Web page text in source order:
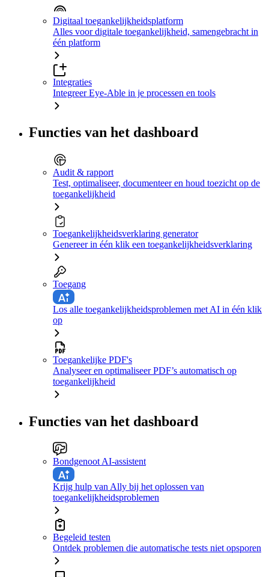
Digitaal toegankelijkheidsplatform
Alles voor digitale toegankelijkheid, samengebracht in
één platform
Integraties
Integreer Eye-Able in je processen en tools
Functies van het dashboard
Audit & rapport
Test, optimaliseer, documenteer en houd toezicht op de
toegankelijkheid
Toegankelijkheidsverklaring generator
Genereer in één klik een toegankelijkheidsverklaring
Toegang
Los alle toegankelijkheidsproblemen met AI in één klik
op
Toegankelijke PDF's
Analyseer en optimaliseer PDF’s automatisch op
toegankelijkheid
Functies van het dashboard
Bondgenoot AI-assistent
Krijg hulp van Ally bij het oplossen van
toegankelijkheidsproblemen
Begeleid testen
Ontdek problemen die automatische tests niet opsporen